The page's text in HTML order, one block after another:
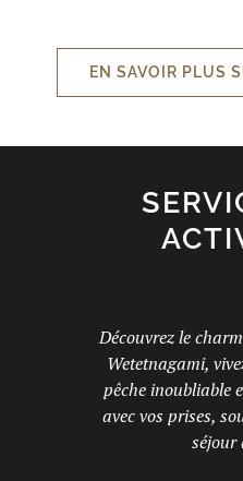
EN SAVOIR PLUS
Découvrez le
Wetetnagami,
pêche inoubliable
avec vos prises,
séjour